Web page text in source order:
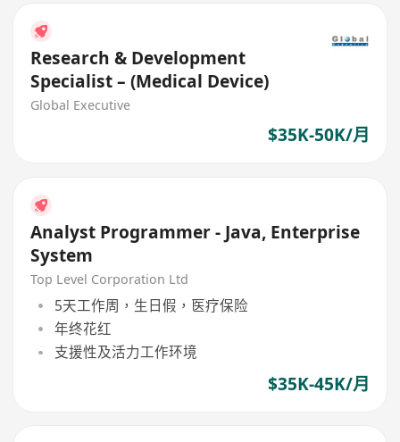
Research & Development
Specialist – (Medical Device)
Global Executive
$35K-50K/月
Analyst Programmer - Java, Enterprise
System
Top Level Corporation Ltd
5天工作周，生日假，医疗保险
年终花红
支援性及活力工作环境
$35K-45K/月